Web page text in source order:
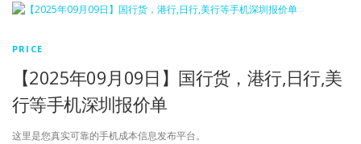
PRICE
【2025年09月09日】国行货，港行,日行,美
行等手机深圳报价单
这里是您真实可靠的手机成本信息发布平台。